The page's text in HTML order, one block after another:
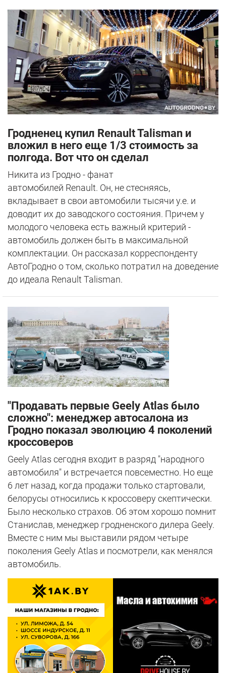
Гродненец купил Renault Talisman и
вложил в него еще 1/3 стоимость за
полгода. Вот что он сделал
Никита из Гродно - фанат
автомобилей Renault. Он, не стесняясь,
вкладывает в свои автомобили тысячи у.е. и
доводит их до заводского состояния. Причем у
молодого человека есть важный критерий -
автомобиль должен быть в максимальной
комплектации. Он рассказал корреспонденту
АвтоГродно о том, сколько потратил на доведение
до идеала Renault Talisman.
"Продавать первые Geely Atlas было
сложно": менеджер автосалона из
Гродно показал эволюцию 4 поколений
кроссоверов
Geely Atlas сегодня входит в разряд "народного
автомобиля" и встречается повсеместно. Но еще
6 лет назад, когда продажи только стартовали,
белорусы относились к кроссоверу скептически.
Было несколько страхов. Об этом хорошо помнит
Станислав, менеджер гродненского дилера Geely.
Вместе с ним мы выставили рядом четыре
поколения Geely Atlas и посмотрели, как менялся
автомобиль.